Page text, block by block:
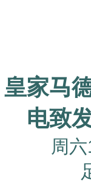
皇家马
电致
周